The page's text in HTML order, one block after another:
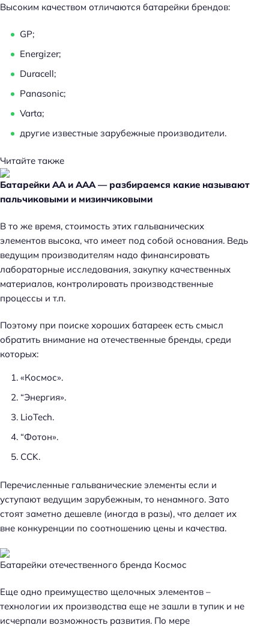
Высоким качеством отличаются батарейки брендов:
GP;
Energizer;
Duracell;
Panasonic;
Varta;
другие известные зарубежные производители.
Читайте также
Батарейки АА и ААА — разбираемся какие называют
пальчиковыми и мизинчиковыми
В то же время, стоимость этих гальванических
элементов высока, что имеет под собой основания. Ведь
ведущим производителям надо финансировать
лабораторные исследования, закупку качественных
материалов, контролировать производственные
процессы и т.п.
Поэтому при поиске хороших батареек есть смысл
обратить внимание на отечественные бренды, среди
которых:
«Космос».
“Энергия».
LioTech.
“Фотон».
CCK.
Перечисленные гальванические элементы если и
уступают ведущим зарубежным, то ненамного. Зато
стоят заметно дешевле (иногда в разы), что делает их
вне конкуренции по соотношению цены и качества.
Батарейки отечественного бренда Космос
Еще одно преимущество щелочных элементов –
технологии их производства еще не зашли в тупик и не
исчерпали возможность развития. По мере